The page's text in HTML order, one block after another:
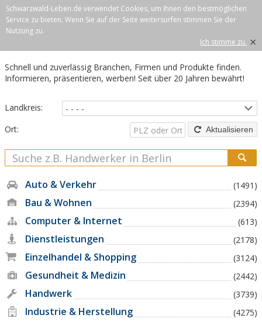
Schwarzwald-Leben.de verwendet Cookies, um Ihnen den bestmöglichen
Service zu bieten. Wenn Sie auf der Seite weitersurfen stimmen Sie der
Nutzung zu.
Ich stimme zu. ×
Schnell und zuverlässig Branchen, Firmen und Produkte finden.
Informieren, präsentieren, werben! Seit über 20 Jahren bewährt!
Landkreis:
Ort:
Aktualisieren
Auto & Verkehr (1491)
Bau & Wohnen (2394)
Computer & Internet (613)
Dienstleistungen (2178)
Einzelhandel & Shopping (3124)
Gesundheit & Medizin (2442)
Handwerk (3739)
Industrie & Herstellung (4275)